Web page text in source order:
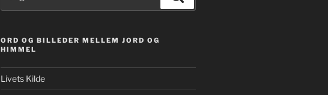
ORD OG BILLEDER MELLEM JORD OG
HIMMEL
Livets Kilde